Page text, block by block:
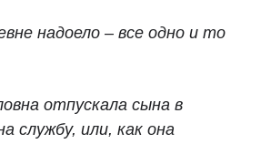
надоело – все одно и то
отпускала сына в
службу, или, как она